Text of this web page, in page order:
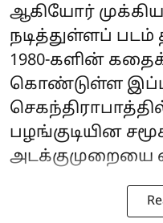
ஆகியோர்
நடித்துள்ளப் படம்
1980-களின்
கொண்டுள்ள
பழங்குடியின
அடக்குமுறையை